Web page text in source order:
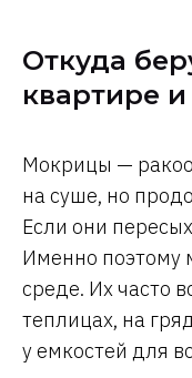
Откуда
квартире
Мокрицы —
на суше, но
Если они
Именно поэтому
среде. Их часто
теплицах, на
у емкостей для